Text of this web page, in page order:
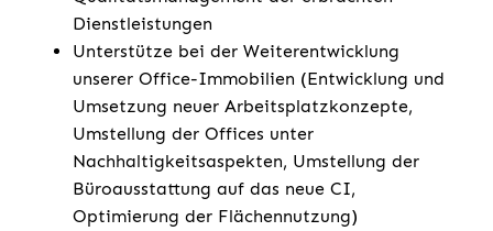
Dienstleistungen
Unterstütze bei der Weiterentwicklung
unserer Office-Immobilien (Entwicklung und
Umsetzung neuer Arbeitsplatzkonzepte,
Umstellung der Offices unter
Nachhaltigkeitsaspekten, Umstellung der
Büroausstattung auf das neue CI,
Optimierung der Flächennutzung)